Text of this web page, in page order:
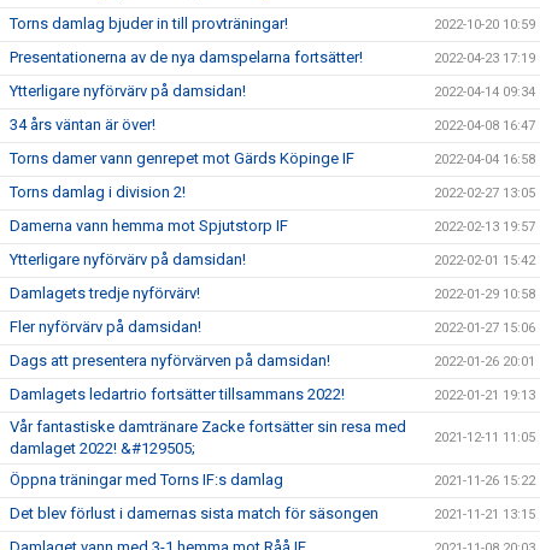
Torns damlag bjuder in till provträningar! 2022-10-20 10:59
Presentationerna av de nya damspelarna fortsätter! 2022-04-23 17:19
Ytterligare nyförvärv på damsidan! 2022-04-14 09:34
34 års väntan är över! 2022-04-08 16:47
Torns damer vann genrepet mot Gärds Köpinge IF 2022-04-04 16:58
Torns damlag i division 2! 2022-02-27 13:05
Damerna vann hemma mot Spjutstorp IF 2022-02-13 19:57
Ytterligare nyförvärv på damsidan! 2022-02-01 15:42
Damlagets tredje nyförvärv! 2022-01-29 10:58
Fler nyförvärv på damsidan! 2022-01-27 15:06
Dags att presentera nyförvärven på damsidan! 2022-01-26 20:01
Damlagets ledartrio fortsätter tillsammans 2022! 2022-01-21 19:13
Vår fantastiske damtränare Zacke fortsätter sin resa med
damlaget 2022! &#129505;
2021-12-11 11:05
Öppna träningar med Torns IF:s damlag 2021-11-26 15:22
Det blev förlust i damernas sista match för säsongen 2021-11-21 13:15